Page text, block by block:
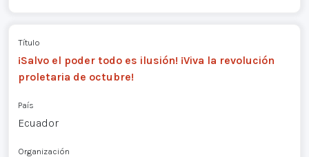
Título
¡Salvo el poder todo es ilusión! ¡Viva la revolución
proletaria de octubre!
País
Ecuador
Organización